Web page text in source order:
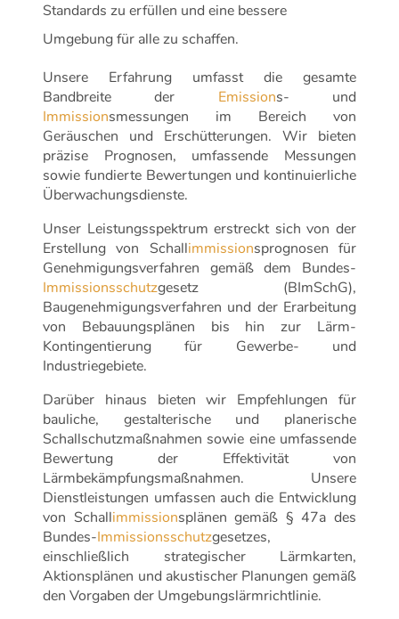
Standards zu erfüllen und eine bessere
Umgebung für alle zu schaffen.
Unsere Erfahrung umfasst die gesamte
Bandbreite der Emissions- und
Immissionsmessungen im Bereich von
Geräuschen und Erschütterungen. Wir bieten
präzise Prognosen, umfassende Messungen
sowie fundierte Bewertungen und kontinuierliche
Überwachungsdienste.
Unser Leistungsspektrum erstreckt sich von der
Erstellung von Schallimmissionsprognosen für
Genehmigungsverfahren gemäß dem Bundes-
Immissionsschutzgesetz (BImSchG),
Baugenehmigungsverfahren und der Erarbeitung
von Bebauungsplänen bis hin zur Lärm-
Kontingentierung für Gewerbe- und
Industriegebiete.
Darüber hinaus bieten wir Empfehlungen für
bauliche, gestalterische und planerische
Schallschutzmaßnahmen sowie eine umfassende
Bewertung der Effektivität von
Lärmbekämpfungsmaßnahmen. Unsere
Dienstleistungen umfassen auch die Entwicklung
von Schallimmissionsplänen gemäß § 47a des
Bundes-Immissionsschutzgesetzes,
einschließlich strategischer Lärmkarten,
Aktionsplänen und akustischer Planungen gemäß
den Vorgaben der Umgebungslärmrichtlinie.